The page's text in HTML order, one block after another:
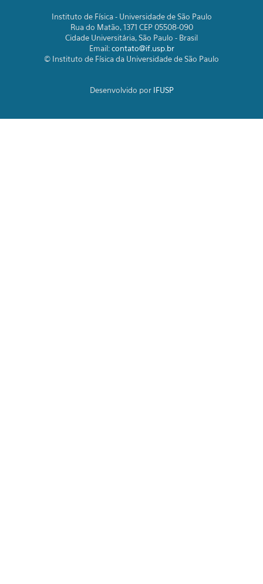
Instituto de Física - Universidade de São Paulo
Rua do Matão, 1371 CEP 05508-090
Cidade Universitária, São Paulo - Brasil
Email:contato@if.usp.br
© Instituto de Física da Universidade de São Paulo
Desenvolvido por IFUSP